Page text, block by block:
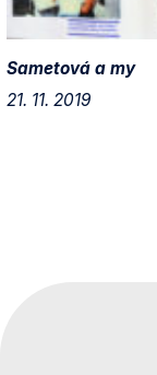
Sametová a my
21. 11. 2019